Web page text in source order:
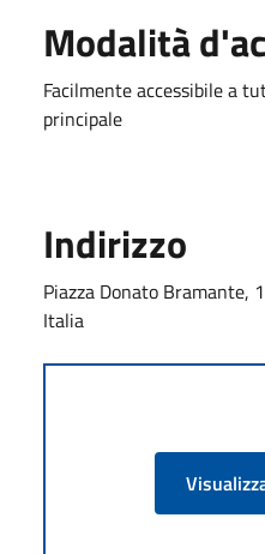
Modalità
Facilmente accessibile a
principale
Indirizzo
Piazza Donato Bramante,
Italia